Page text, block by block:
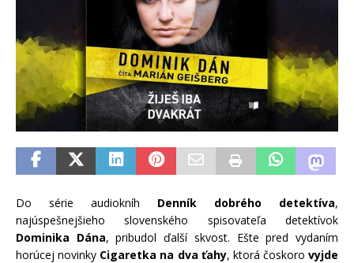
Do série audiokníh Denník dobrého detektíva,
najúspešnejšieho slovenského spisovateľa detektívok
Dominika Dána, pribudol ďalší skvost. Ešte pred vydaním
horúcej novinky Cigaretka na dva ťahy, ktorá čoskoro vyjde